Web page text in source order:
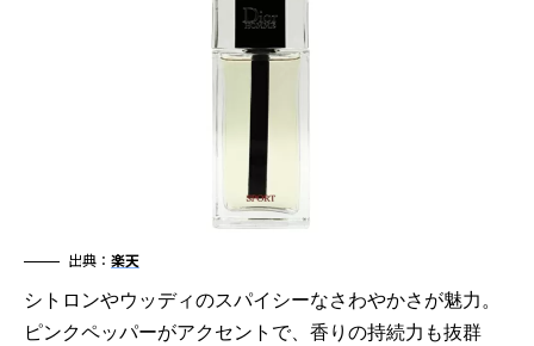
出典： 楽天
シトロンやウッディのスパイシーなさわやかさが魅力。
ピンクペッパーがアクセントで、香りの持続力も抜群